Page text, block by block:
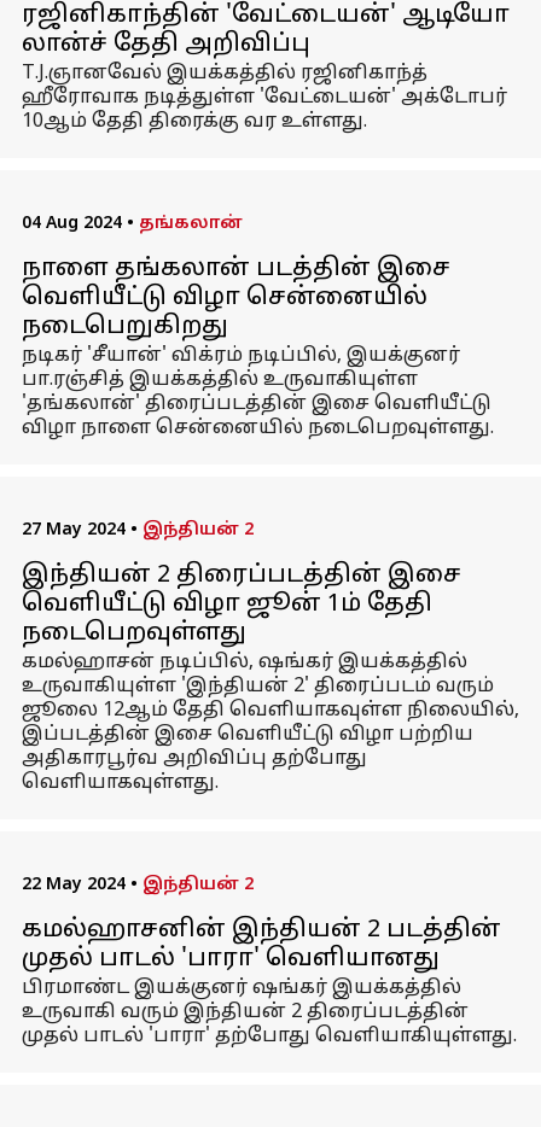
ரஜினிகாந்தின் 'வேட்டையன்' ஆடியோ
லான்ச் தேதி அறிவிப்பு
T.J.ஞானவேல் இயக்கத்தில் ரஜினிகாந்த்
ஹீரோவாக நடித்துள்ள 'வேட்டையன்' அக்டோபர்
10ஆம் தேதி திரைக்கு வர உள்ளது.
04 Aug 2024 • தங்கலான்
நாளை தங்கலான் படத்தின் இசை
வெளியீட்டு விழா சென்னையில்
நடைபெறுகிறது
நடிகர் 'சீயான்' விக்ரம் நடிப்பில், இயக்குனர்
பா.ரஞ்சித் இயக்கத்தில் உருவாகியுள்ள
'தங்கலான்' திரைப்படத்தின் இசை வெளியீட்டு
விழா நாளை சென்னையில் நடைபெறவுள்ளது.
27 May 2024 • இந்தியன் 2
இந்தியன் 2 திரைப்படத்தின் இசை
வெளியீட்டு விழா ஜூன் 1ம் தேதி
நடைபெறவுள்ளது
கமல்ஹாசன் நடிப்பில், ஷங்கர் இயக்கத்தில்
உருவாகியுள்ள 'இந்தியன் 2' திரைப்படம் வரும்
ஜூலை 12ஆம் தேதி வெளியாகவுள்ள நிலையில்,
இப்படத்தின் இசை வெளியீட்டு விழா பற்றிய
அதிகாரபூர்வ அறிவிப்பு தற்போது
வெளியாகவுள்ளது.
22 May 2024 • இந்தியன் 2
கமல்ஹாசனின் இந்தியன் 2 படத்தின்
முதல் பாடல் 'பாரா' வெளியானது
பிரமாண்ட இயக்குனர் ஷங்கர் இயக்கத்தில்
உருவாகி வரும் இந்தியன் 2 திரைப்படத்தின்
முதல் பாடல் 'பாரா' தற்போது வெளியாகியுள்ளது.